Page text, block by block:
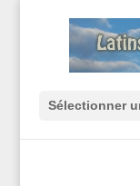
Sélectionner